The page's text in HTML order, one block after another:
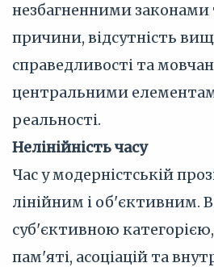
незбагненними
причини, відсутність
справедливості та
центральними
реальності.
Нелінійність часу
Час у модерністській
лінійним і об'єктивним.
суб'єктивною
пам'яті, асоціацій та